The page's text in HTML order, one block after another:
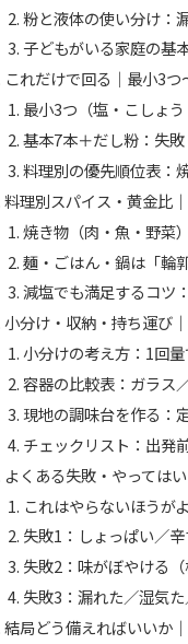
粉と液体の使い分け：
子どもがいる家庭の基
これだけで回る｜最小3
最小3つ（塩・こしょ
基本7本＋だし粉：失敗
料理別の優先順位表：
料理別スパイス・黄金比
焼き物（肉・魚・野菜
麺・ごはん・鍋は「輪
減塩でも満足するコツ
小分け・収納・持ち運び
小分けの考え方：1回量
容器の比較表：ガラス
現地の調味台を作る：
チェックリスト：出発
よくある失敗・やっては
これはやらないほうが
失敗1：しょっぱい／
失敗2：味がぼやける（
失敗3：漏れた／湿気た
結局どう備えればいいか